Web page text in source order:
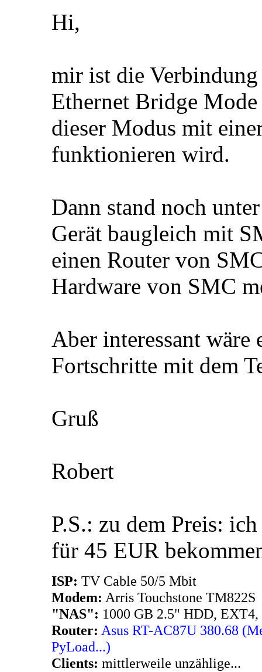
Hi,
mir ist die
Ethernet Bridge
dieser Modus mit
funktionieren wird.
Dann stand noch
Gerät baugleich mit
einen Router von
Hardware von SMC
Aber interessant wäre
Fortschritte mit dem
Gruß
Robert
P.S.: zu dem Preis:
für 45 EUR
ISP: TV Cable 50/5 Mbit
Modem: Arris Touchstone TM822S
"NAS": 1000 GB 2.5" HDD,
Router: Asus RT-AC87U 380.68
PyLoad...)
Clients: mittlerweile unzählige...